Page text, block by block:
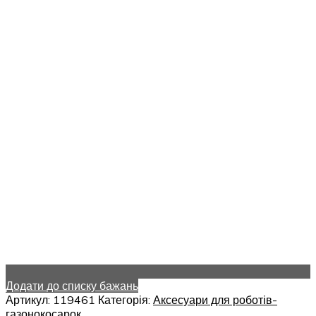
Додати до списку бажань
Артикул: 119461 Категорія: Аксесуари для роботів-